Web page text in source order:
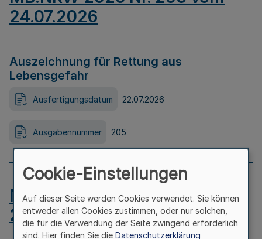
24.07.2026
Auszeichnung für Rettung aus
Lebensgefahr
Ausfertigungsdatum 22.07.2026
Ausgabennummer 205
MB.NRW 2026 Nr. 204 vom
24.07.2026
Cookie-Einstellungen
Auf dieser Seite werden Cookies verwendet. Sie können
entweder allen Cookies zustimmen, oder nur solchen,
die für die Verwendung der Seite zwingend erforderlich
sind. Hier finden Sie die Datenschutzerklärung